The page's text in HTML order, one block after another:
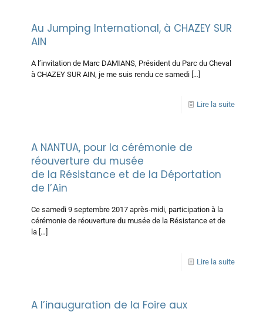
Au Jumping International, à CHAZEY SUR
AIN
A l’invitation de Marc DAMIANS, Président du Parc du Cheval
à CHAZEY SUR AIN, je me suis rendu ce samedi […]
Lire la suite
A NANTUA, pour la cérémonie de
réouverture du musée
de la Résistance et de la Déportation
de l’Ain
Ce samedi 9 septembre 2017 après-midi, participation à la
cérémonie de réouverture du musée de la Résistance et de
la […]
Lire la suite
A l’inauguration de la Foire aux